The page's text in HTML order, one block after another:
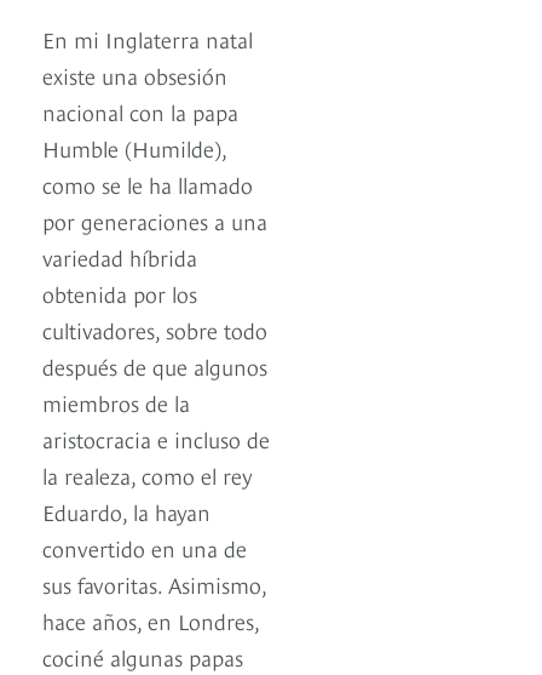
En mi Inglaterra natal
existe una obsesión
nacional con la papa
Humble (Humilde),
como se le ha llamado
por generaciones a una
variedad híbrida
obtenida por los
cultivadores, sobre todo
después de que algunos
miembros de la
aristocracia e incluso de
la realeza, como el rey
Eduardo, la hayan
convertido en una de
sus favoritas. Asimismo,
hace años, en Londres,
cociné algunas papas